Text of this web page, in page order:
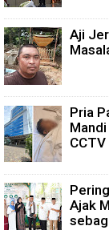
Aji
Pria
Ajak